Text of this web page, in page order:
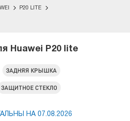
P20 LITE
Huawei P20 lite
ЗАДНЯЯ КРЫШКА
ЗАЩИТНОЕ СТЕКЛО
НА 07.08.2026